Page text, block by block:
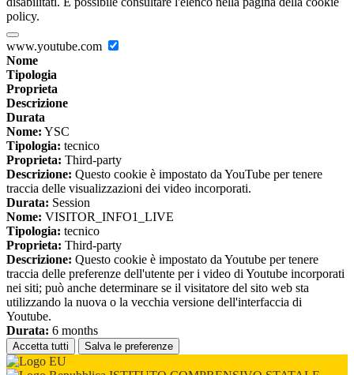
policy.
www.youtube.com
Nome
Tipologia
Proprieta
Descrizione
Durata
Nome: YSC
Tipologia: tecnico
Proprieta: Third-party
Descrizione: Questo cookie è impostato da YouTube per tenere
traccia delle visualizzazioni dei video incorporati.
Durata: Session
Nome: VISITOR_INFO1_LIVE
Tipologia: tecnico
Proprieta: Third-party
Descrizione: Questo cookie è impostato da Youtube per tenere
traccia delle preferenze dell'utente per i video di Youtube incorporati
nei siti; può anche determinare se il visitatore del sito web sta
utilizzando la nuova o la vecchia versione dell'interfaccia di
Youtube.
Durata: 6 months
Accetta tutti Salva le preferenze